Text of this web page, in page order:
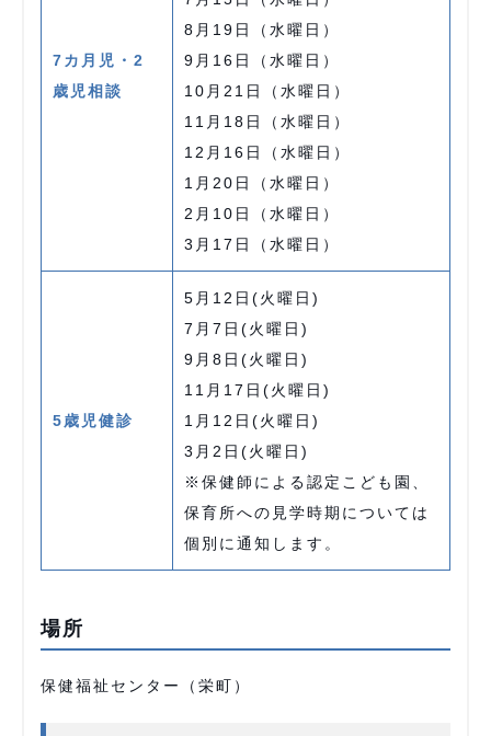
7カ月児・2
歳児相談
8月19日（水曜日）
9月16日（水曜日）
10月21日（水曜日）
11月18日（水曜日）
12月16日（水曜日）
1月20日（水曜日）
2月10日（水曜日）
3月17日（水曜日）
5歳児健診
5月12日(火曜日)
7月7日(火曜日)
9月8日(火曜日)
11月17日(火曜日)
1月12日(火曜日)
3月2日(火曜日)
※保健師による認定こども園、
保育所への見学時期については
個別に通知します。
場所
保健福祉センター（栄町）